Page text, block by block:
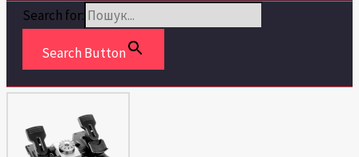
Search for:
Search Button